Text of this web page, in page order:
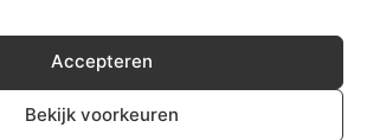
Accepteren
Bekijk voorkeuren
volgens de Raad van State veel
en bij het nemen van
er te weinig rekening gehouden dat